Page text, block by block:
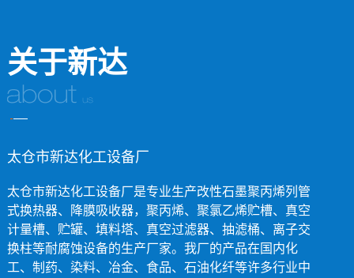
关于新达
太仓市新达化工设备厂
太仓市新达化工设备厂是专业生产改性石墨聚丙烯列管
式换热器、降膜吸收器，聚丙烯、聚氯乙烯贮槽、真空
计量槽、贮罐、填料塔、真空过滤器、抽滤桶、离子交
换柱等耐腐蚀设备的生产厂家。我厂的产品在国内化
工、制药、染料、冶金、食品、石油化纤等许多行业中